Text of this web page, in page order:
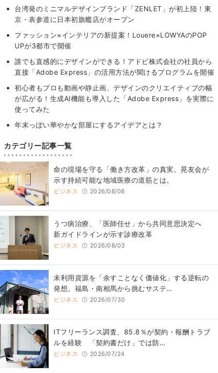
台湾発のミニマルデザインブランド「ZENLET」が初上陸！東
京・表参道に日本初旗艦店がオープン
ファッション×インテリアの新提案！Louere×LOWYAのPOP
UPが3都市で開催
誰でも直感的にデザインができる！アドビ株式会社の社員から
直接「Adobe Express」の活用方法が聞けるプログラムを開催
初心者もプロも動画や静止画、デザインのクリエイティブの幅
が広がる！生成AI機能も導入した「Adobe Express」を実際に
使ってみた
年末っぽい華やかな部屋にするアイデアとは？
カテゴリー記事一覧
​命の現場を守る「働き方改革」の真実。晃友会が
示す持続可能な地域医療の道筋とは。
ビジネス 2026/08/06
うつ病治療、「医師任せ」から共同意思決定へ
新ガイドラインが示す診療改革
ビジネス 2026/08/03
​​未利用資源を「余すことなく価値化」する逆転の
発想。福島・南相馬から挑むサステ…
ビジネス 2026/07/30
ITフリーランス調査、85.8％が契約・報酬トラブ
ルを経験 「契約書だけ」では防…
ビジネス 2026/07/24